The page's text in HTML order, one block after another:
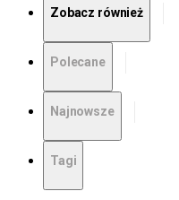
Zobacz również
Polecane
Najnowsze
Tagi